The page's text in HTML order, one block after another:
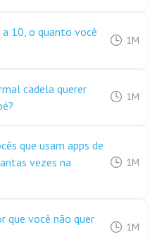
a 10, o quanto você
1M
cadela querer
1M
que usam apps de
vezes na
1M
que você não quer
1M